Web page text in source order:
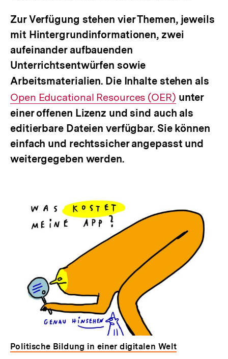
Zur Verfügung stehen vier Themen, jeweils
mit Hintergrundinformationen, zwei
aufeinander aufbauenden
Unterrichtsentwürfen sowie
Arbeitsmaterialien. Die Inhalte stehen als
Open Educational Resources (OER) unter
einer offenen Lizenz und sind auch als
editierbare Dateien verfügbar. Sie können
einfach und rechtssicher angepasst und
weitergegeben werden.
Politische Bildung in einer digitalen Welt